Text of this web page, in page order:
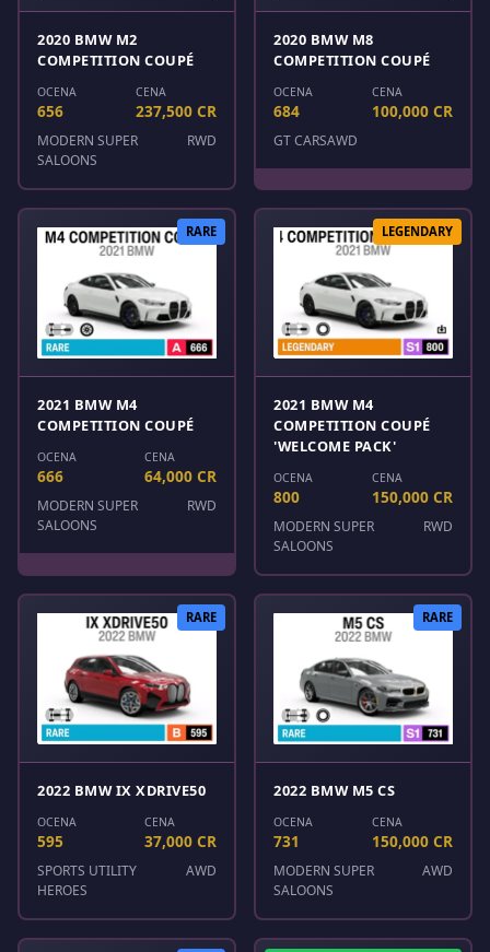
2020 BMW M2
COMPETITION COUPÉ
OCENA
656
CENA
237,500 CR
MODERN SUPER
SALOONS
RWD
2020 BMW M8
COMPETITION COUPÉ
OCENA
684
CENA
100,000 CR
GT CARSAWD
RARE
2021 BMW M4
COMPETITION COUPÉ
OCENA
666
CENA
64,000 CR
MODERN SUPER
SALOONS
RWD
LEGENDARY
2021 BMW M4
COMPETITION COUPÉ
'WELCOME PACK'
OCENA
800
CENA
150,000 CR
MODERN SUPER
SALOONS
RWD
RARE
2022 BMW IX XDRIVE50
OCENA
595
CENA
37,000 CR
SPORTS UTILITY
HEROES
AWD
RARE
2022 BMW M5 CS
OCENA
731
CENA
150,000 CR
MODERN SUPER
SALOONS
AWD